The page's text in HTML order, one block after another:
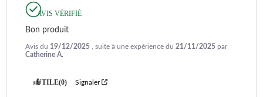
AVIS VÉRIFIÉ
Bon produit
Avis du 19/12/2025 , suite à une expérience du 21/11/2025 par
Catherine A.
UTILE(0) Signaler